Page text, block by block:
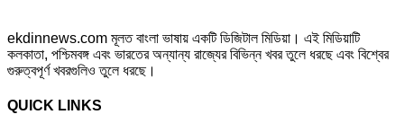
ekdinnews.com মূলত বাংলা ভাষায় একটি ডিজিটাল মিডিয়া। এই মিডিয়াটি
কলকাতা, পশ্চিমবঙ্গ এবং ভারতের অন্যান্য রাজ্যের বিভিন্ন খবর তুলে ধরছে এবং বিশ্বের
গুরুত্বপূর্ণ খবরগুলিও তুলে ধরছে।
QUICK LINKS